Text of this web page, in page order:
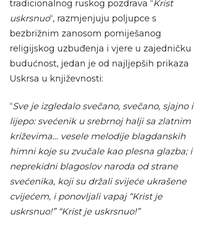
tradicionalnog ruskog pozdrava “Krist
uskrsnuo“, razmjenjuju poljupce s
bezbrižnim zanosom pomiješanog
religijskog uzbuđenja i vjere u zajedničku
budućnost, jedan je od najljepših prikaza
Uskrsa u književnosti:
“Sve je izgledalo svečano, svečano, sjajno i
lijepo: svećenik u srebrnoj halji sa zlatnim
križevima… vesele melodije blagdanskih
himni koje su zvučale kao plesna glazba; i
neprekidni blagoslov naroda od strane
svećenika, koji su držali svijeće ukrašene
cvijećem, i ponovljali vapaj “Krist je
uskrsnuo!” “Krist je uskrsnuo!”